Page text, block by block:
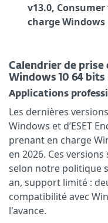
v13.0,
charge Windows
Calendrier de prise
Windows 10 64 bits
Applications
Les dernières
Windows et d’ESET
prenant en charge
en 2026. Ces
selon notre politique
an, support limité :
compatibilité avec
l'avance.